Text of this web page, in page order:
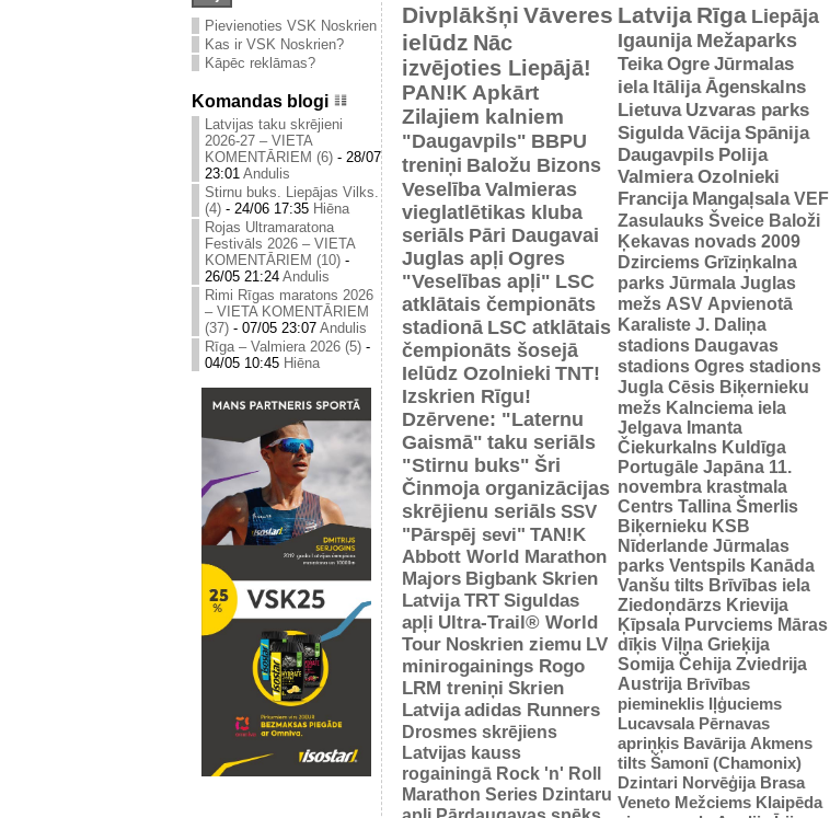
Pievienoties VSK Noskrien
Kas ir VSK Noskrien?
Kāpēc reklāmas?
Komandas blogi
Latvijas taku skrējieni
2026-27 – VIETA
KOMENTĀRIEM (6) - 28/07
23:01 Andulis
Stirnu buks. Liepājas Vilks.
(4) - 24/06 17:35 Hiēna
Rojas Ultramaratona
Festivāls 2026 – VIETA
KOMENTĀRIEM (10) -
26/05 21:24 Andulis
Rimi Rīgas maratons 2026
– VIETA KOMENTĀRIEM
(37) - 07/05 23:07 Andulis
Rīga – Valmiera 2026 (5) -
04/05 10:45 Hiēna
Divplākšņi Vāveres
ielūdz Nāc
izvējoties Liepājā!
PAN!K Apkārt
Zilajiem kalniem
"Daugavpils" BBPU
treniņi Baložu Bizons
Veselība Valmieras
vieglatlētikas kluba
seriāls Pāri Daugavai
Juglas apļi Ogres
"Veselības apļi" LSC
atklātais čempionāts
stadionā LSC atklātais
čempionāts šosejā
Ielūdz Ozolnieki TNT!
Izskrien Rīgu!
Dzērvene: "Laternu
Gaismā" taku seriāls
"Stirnu buks" Šri
Činmoja organizācijas
skrējienu seriāls SSV
"Pārspēj sevi" TAN!K
Abbott World Marathon
Majors Bigbank Skrien
Latvija TRT Siguldas
apļi Ultra-Trail® World
Tour Noskrien ziemu LV
minirogainings Rogo
LRM treniņi Skrien
Latvija adidas Runners
Drosmes skrējiens
Latvijas kauss
rogainingā Rock 'n' Roll
Marathon Series Dzintaru
Latvija Rīga Liepāja
Igaunija Mežaparks
Teika Ogre Jūrmalas
iela Itālija Āgenskalns
Lietuva Uzvaras parks
Sigulda Vācija Spānija
Daugavpils Polija
Valmiera Ozolnieki
Francija Mangaļsala VEF
Zasulauks Šveice Baloži
Ķekavas novads 2009
Dzirciems Grīziņkalna
parks Jūrmala Juglas
mežs ASV Apvienotā
Karaliste J. Daliņa
stadions Daugavas
stadions Ogres stadions
Jugla Cēsis Biķernieku
mežs Kalnciema iela
Jelgava Imanta
Čiekurkalns Kuldīga
Portugāle Japāna 11.
novembra krastmala
Centrs Tallina Šmerlis
Biķernieku KSB
Nīderlande Jūrmalas
parks Ventspils Kanāda
Vanšu tilts Brīvības iela
Ziedoņdārzs Krievija
Ķīpsala Purvciems Māras
dīķis Viļņa Grieķija
Somija Čehija Zviedrija
Austrija Brīvības
piemineklis Iļģuciems
Lucavsala Pērnavas
apriņķis Bavārija Akmens
tilts Šamonī (Chamonix)
Dzintari Norvēģija Brasa
Veneto Mežciems Klaipēda